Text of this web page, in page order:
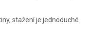
stažení je jednoduché